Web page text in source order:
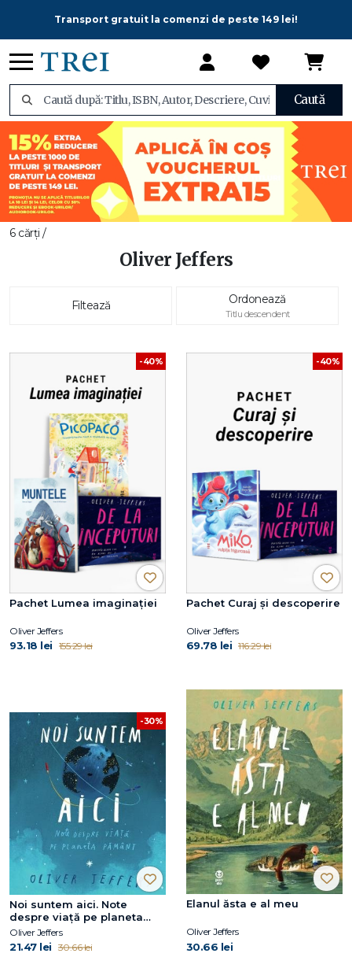
Transport gratuit la comenzi de peste 149 lei!
Caută
6 cărți /
Oliver Jeffers
Filtează Ordonează
Titlu descendent
-40%
Pachet Lumea imaginației
Oliver Jeffers
93.18 lei 155.29 lei
-40%
Pachet Curaj și descoperire
Oliver Jeffers
69.78 lei 116.29 lei
-30%
Noi suntem aici. Note
despre viață pe planeta
Pământ
Oliver Jeffers
21.47 lei 30.66 lei
Elanul ăsta e al meu
Oliver Jeffers
30.66 lei